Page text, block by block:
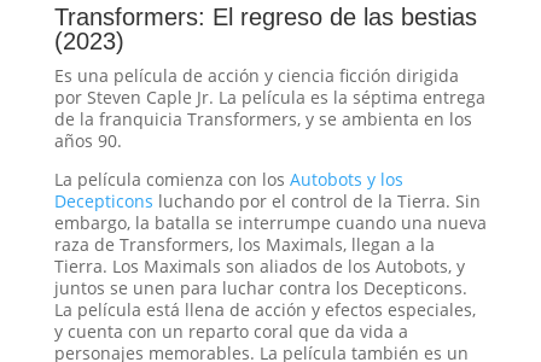
Transformers: El regreso de las bestias
(2023)
Es una película de acción y ciencia ficción dirigida
por Steven Caple Jr. La película es la séptima entrega
de la franquicia Transformers, y se ambienta en los
años 90.
La película comienza con los Autobots y los
Decepticons luchando por el control de la Tierra. Sin
embargo, la batalla se interrumpe cuando una nueva
raza de Transformers, los Maximals, llegan a la
Tierra. Los Maximals son aliados de los Autobots, y
juntos se unen para luchar contra los Decepticons.
La película está llena de acción y efectos especiales,
y cuenta con un reparto coral que da vida a
personajes memorables. La película también es un